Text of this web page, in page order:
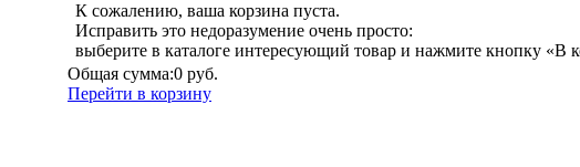
К сожалению, ваша корзина пуста.
Исправить это недоразумение очень просто:
выберите в каталоге интересующий товар и нажмите кнопку «В
Общая сумма:0 руб.
Перейти в корзину